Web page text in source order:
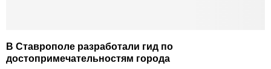
В Ставрополе разработали гид по
достопримечательностям города